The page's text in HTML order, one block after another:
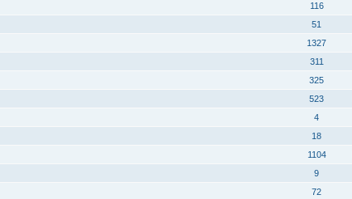
116
51
1327
311
325
523
4
18
1104
9
72